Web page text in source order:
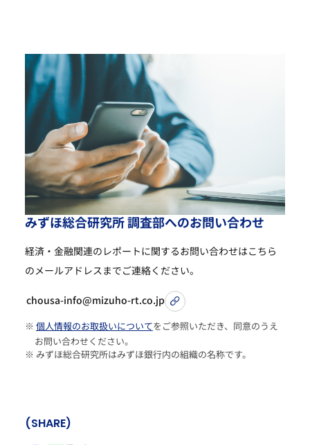
みずほ総合研究所調査部へのお問い合わせ
経済・金融関連のレポートに関するお問い合わせはこちら
のメールアドレスまでご連絡ください。
chousa-info@mizuho-rt.co.jp
※ 個人情報のお取扱いについてをご参照いただき、同意のうえ
お問い合わせください。
※ みずほ総合研究所はみずほ銀行内の組織の名称です。
(SHARE)